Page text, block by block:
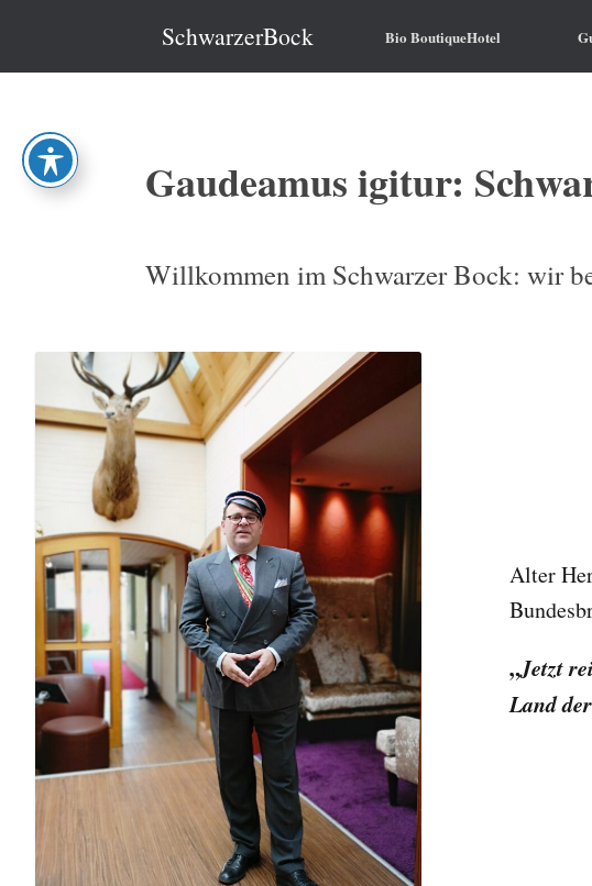
SchwarzerBock Bio BoutiqueHotel
Gaudeamus igitur:
Willkommen im Schwarzer Bock: wir
Alter
„Jetzt
Land